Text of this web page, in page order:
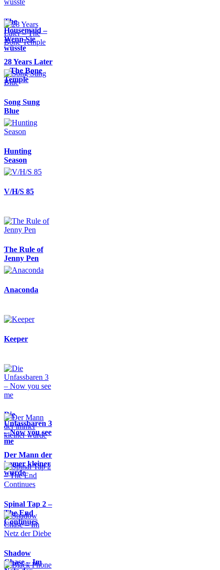
The
Housemaid –
Wenn Sie
wüsste
28 Years Later
– The Bone
Temple
Song Sung
Blue
Hunting
Season
V/H/S 85
The Rule of
Jenny Pen
Anaconda
Keeper
Die
Unfassbaren 3
– Now you see
me
Der Mann der
immer kleiner
wurde
Spinal Tap 2 –
The End
Continues
Shadow
Chase – Im